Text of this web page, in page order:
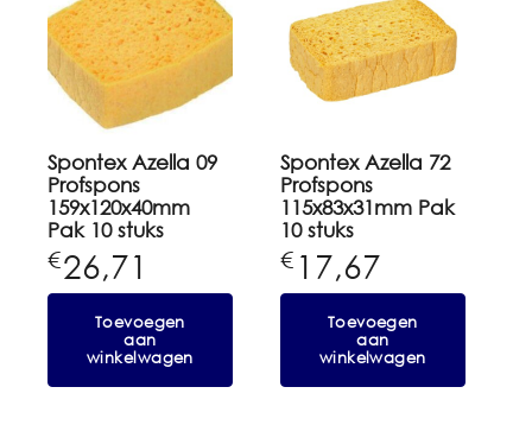
Spontex Azella 09
Profspons
159x120x40mm
Pak 10 stuks
€26,71
Toevoegen
aan
winkelwagen
Spontex Azella 72
Profspons
115x83x31mm Pak
10 stuks
€ 17,67
Toevoegen
aan
winkelwagen